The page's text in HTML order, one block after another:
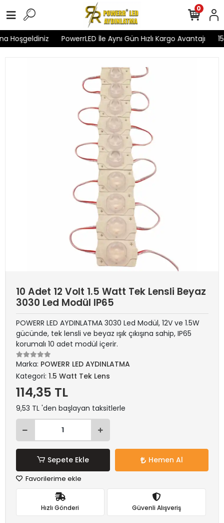
Hoşgeldiniz PowerrLED İle Aynı Gün Hızlı Kargo Avantajı
0
10 Adet 12 Volt 1.5 Watt Tek Lensli Beyaz
3030 Led Modül IP65
POWERR LED AYDINLATMA 3030 Led Modül, 12V ve 1.5W
gücünde, tek lensli ve beyaz ışık çıkışına sahip, IP65
korumalı 10 adet modül içerir.
Marka: POWERR LED AYDINLATMA
Kategori: 1.5 Watt Tek Lens
114,35 TL
9,53 TL 'den başlayan taksitlerle
Sepete Ekle Hemen Al
Favorilerime ekle
Hızlı Gönderi Güvenli Alışveriş